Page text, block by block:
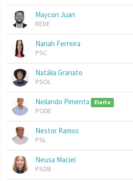
Maycon Juan
REDE
Nanah Ferreira
PSC
Natália Granato
PSOL
Neilando Pimenta Eleito
PODE
Nestor Ramos
PSL
Neusa Maciel
PSDB